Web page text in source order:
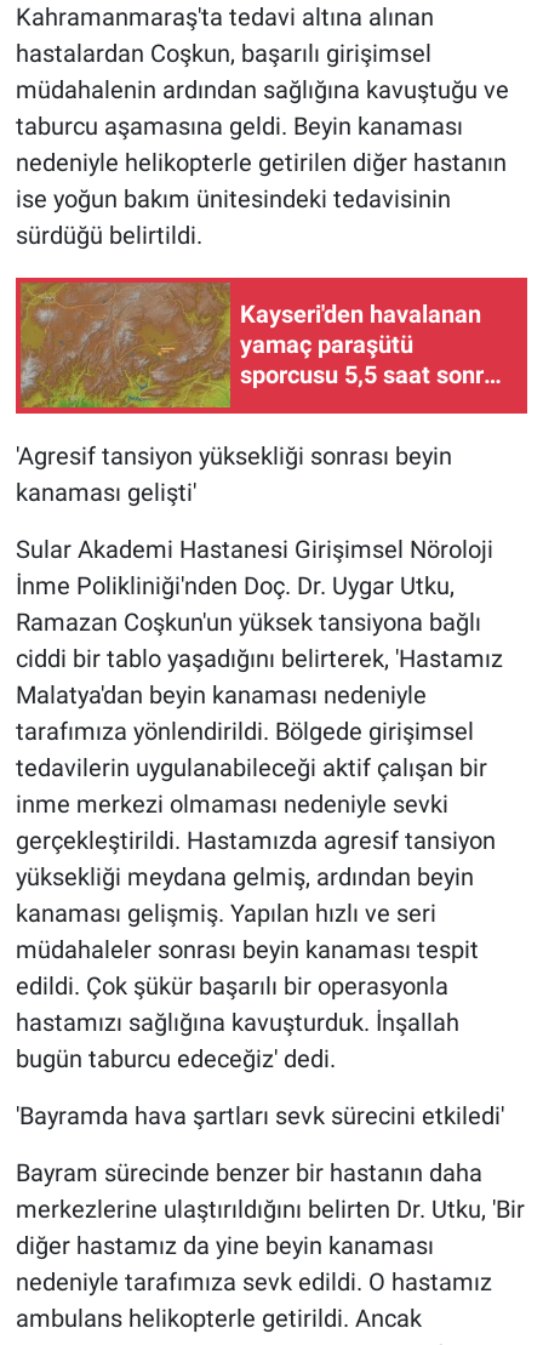
Kahramanmaraş'ta tedavi altına alınan
hastalardan Coşkun, başarılı girişimsel
müdahalenin ardından sağlığına kavuştuğu ve
taburcu aşamasına geldi. Beyin kanaması
nedeniyle helikopterle getirilen diğer hastanın
ise yoğun bakım ünitesindeki tedavisinin
sürdüğü belirtildi.
Kayseri'den havalanan
yamaç paraşütü
sporcusu 5,5 saat sonra
'Agresif tansiyon yüksekliği sonrası beyin
kanaması gelişti'
Sular Akademi Hastanesi Girişimsel Nöroloji
İnme Polikliniği'nden Doç. Dr. Uygar Utku,
Ramazan Coşkun'un yüksek tansiyona bağlı
ciddi bir tablo yaşadığını belirterek, 'Hastamız
Malatya'dan beyin kanaması nedeniyle
tarafımıza yönlendirildi. Bölgede girişimsel
tedavilerin uygulanabileceği aktif çalışan bir
inme merkezi olmaması nedeniyle sevki
gerçekleştirildi. Hastamızda agresif tansiyon
yüksekliği meydana gelmiş, ardından beyin
kanaması gelişmiş. Yapılan hızlı ve seri
müdahaleler sonrası beyin kanaması tespit
edildi. Çok şükür başarılı bir operasyonla
hastamızı sağlığına kavuşturduk. İnşallah
bugün taburcu edeceğiz' dedi.
'Bayramda hava şartları sevk sürecini etkiledi'
Bayram sürecinde benzer bir hastanın daha
merkezlerine ulaştırıldığını belirten Dr. Utku, 'Bir
diğer hastamız da yine beyin kanaması
nedeniyle tarafımıza sevk edildi. O hastamız
ambulans helikopterle getirildi. Ancak